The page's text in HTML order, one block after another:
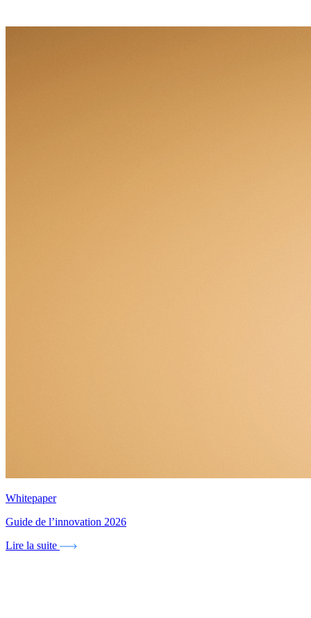
Whitepaper
Guide de l’innovation 2026
Lire la suite